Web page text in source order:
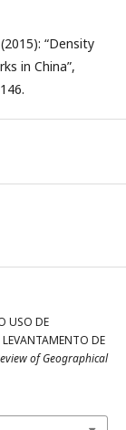
“Density
in China”,
USO DE
DE
of Geographical